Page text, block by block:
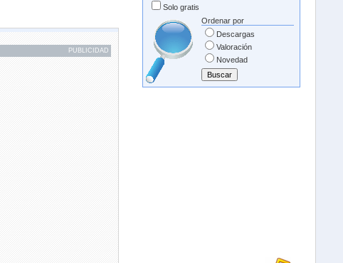
PUBLICIDAD
Solo gratis
Ordenar por
Descargas
Valoración
Novedad